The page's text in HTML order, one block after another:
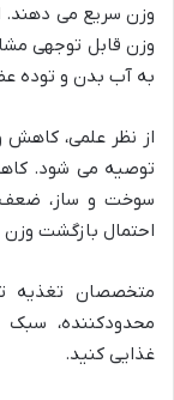
وزن سریع می
وزن قابل توجهی
به آب بدن و توده
توصیه می شود.
سوخت و ساز،
احتمال بازگشت
متخصصان تغذیه
محدودکننده،
غذایی کنید.